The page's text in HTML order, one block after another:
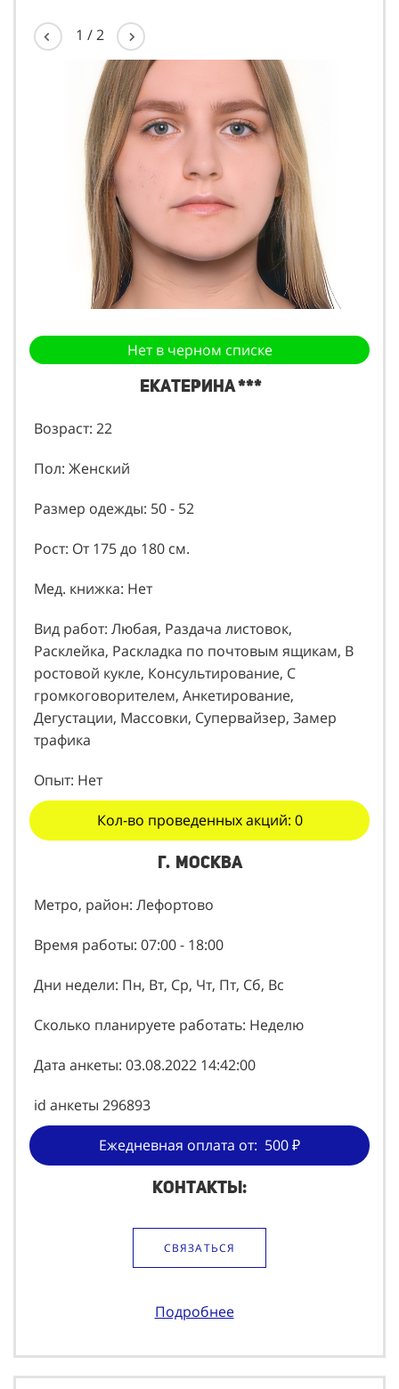
2
Нет в черном списке
Возраст: 22
Пол: Женский
Размер одежды: 50 - 52
Рост: От 175 до 180 см.
Мед. книжка: Нет
Вид работ: Любая, Раздача листовок,
Расклейка, Раскладка по почтовым ящикам, В
ростовой кукле, Консультирование, С
громкоговорителем, Анкетирование,
Дегустации, Массовки, Супервайзер, Замер
трафика
Опыт: Нет
Кол-во проведенных акций: 0
г. Москва
Метро, район: Лефортово
Время работы: 07:00 - 18:00
Дни недели: Пн, Вт, Ср, Чт, Пт, Сб, Вс
Сколько планируете работать: Неделю
Дата анкеты: 03.08.2022 14:42:00
id анкеты 296893
Ежедневная оплата от: 500 ₽